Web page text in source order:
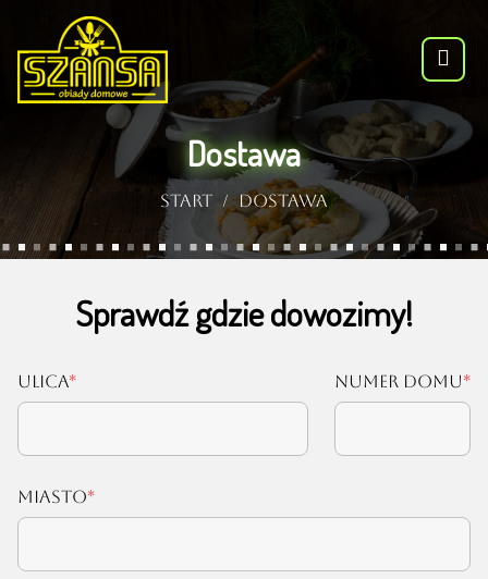
Dostawa
Start Dostawa
Sprawdź gdzie dowozimy!
Ulica Numer domu
Miasto